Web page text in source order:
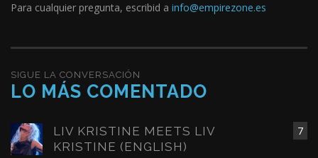
Para cualquier pregunta, escribid a info@empirezone.es
SIGUE LA CONVERSACIÓN
LO MÁS COMENTADO
7
LIV KRISTINE MEETS LIV
KRISTINE (ENGLISH)